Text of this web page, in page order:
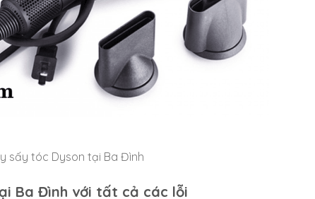
sấy tóc Dyson tại Ba Đình
Ba Đình với tất cả các lỗi